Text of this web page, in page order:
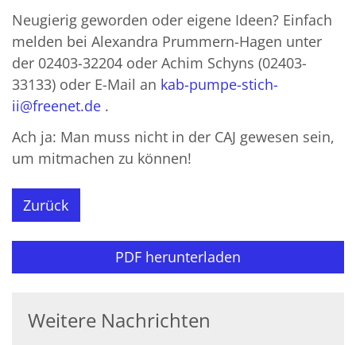
Neugierig geworden oder eigene Ideen? Einfach
melden bei Alexandra Prummern-Hagen unter
der 02403-32204 oder Achim Schyns (02403-
33133) oder E-Mail an kab-pumpe-stich-
ii@freenet.de .
Ach ja: Man muss nicht in der CAJ gewesen sein,
um mitmachen zu können!
Zurück
PDF herunterladen
Weitere Nachrichten